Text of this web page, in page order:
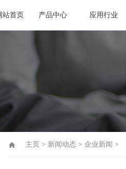
站首页 产品中心 应用行业
主页 > 新闻动态 > 企业新闻 >